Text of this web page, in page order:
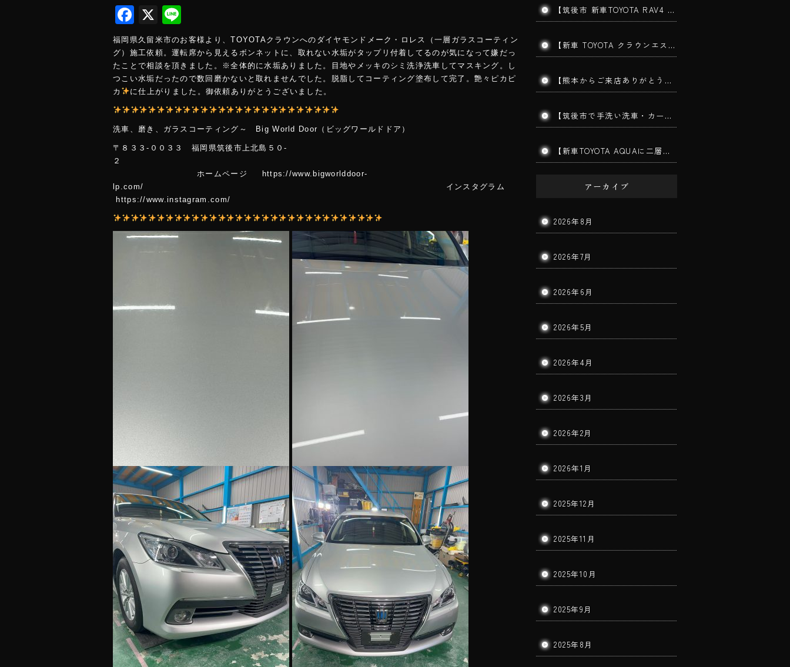
F
ac
e
b
o
ok
X
ne
福岡県久留米市のお客様より、TOYOTAクラウンへのダイヤモンドメーク・ロレス（一層ガラスコーティン
グ）施工依頼。運転席から見えるボンネットに、取れない水垢がタップリ付着してるのが気になって嫌だっ
たことで相談を頂きました。※全体的に水垢ありました。目地やメッキのシミ洗浄洗車してマスキング。し
つこい水垢だったので数回磨かないと取れませんでした。脱脂してコーティング塗布して完了。艶々ピカピ
カ
に仕上がりました。御依頼ありがとうございました。
洗車、磨き、ガラスコーティング～ Big World Door（ビッグワールドドア）
〒８３３-００３３ 福岡県筑後市上北島５０-
２
ホームページ https://www.bigworlddoor-
lp.com/ インスタグラム
https://www.instagram.com/
【筑後市 新車TOYOTA RAV4 ガラスコーティング施工】新車でも下地処理が仕上がりを左右します！
【新車 TOYOTA クラウンエステート施工】202ブラックの美しさを最大限に引き出す三層ガラスコーティング｜みやま市よりご来店
【熊本からご来店ありがとうございます】手洗い洗車で愛車をリフレッシュ！コーティングを長持ちさせる秘訣とは？｜筑後市 BigWorldDoor
【筑後市で手洗い洗車・カーコーティング】MITSUBISHI TRITON｜ダイヤモンドメークワイルドEX施工車の手洗い洗車を実施しました！
【新車TOYOTA AQUAに二層ガラスコーティング施工】筑後市で新車コーティングならBigWorldDoorへ｜美しさと耐久性を長期間キープ！
アーカイブ
2026年8月
2026年7月
2026年6月
2026年5月
2026年4月
2026年3月
2026年2月
2026年1月
2025年12月
2025年11月
2025年10月
2025年9月
2025年8月